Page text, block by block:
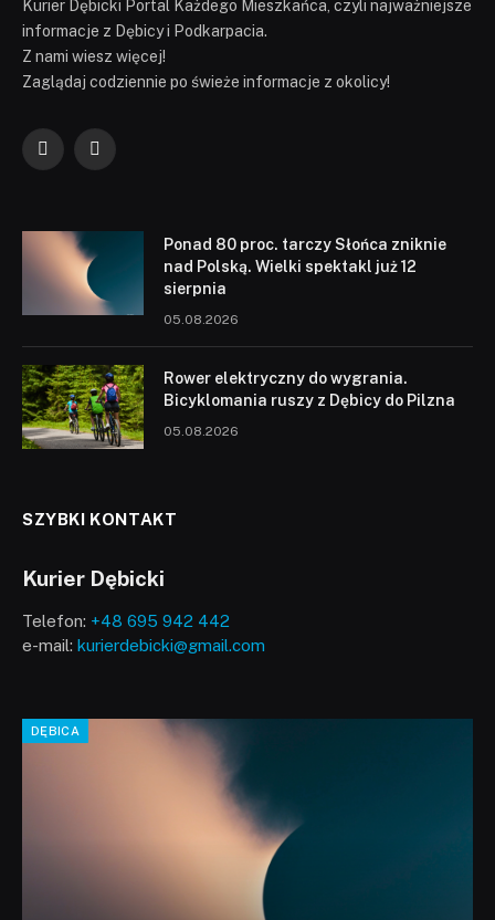
Kurier Dębicki Portal Każdego Mieszkańca, czyli najważniejsze
informacje z Dębicy i Podkarpacia.
Z nami wiesz więcej!
Zaglądaj codziennie po świeże informacje z okolicy!
FacebookYouTube
Ponad 80 proc. tarczy Słońca zniknie
nad Polską. Wielki spektakl już 12
sierpnia
05.08.2026
Rower elektryczny do wygrania.
Bicyklomania ruszy z Dębicy do Pilzna
05.08.2026
SZYBKI KONTAKT
Kurier Dębicki
Telefon: +48 695 942 442
e-mail: kurierdebicki@gmail.com
DĘBICA